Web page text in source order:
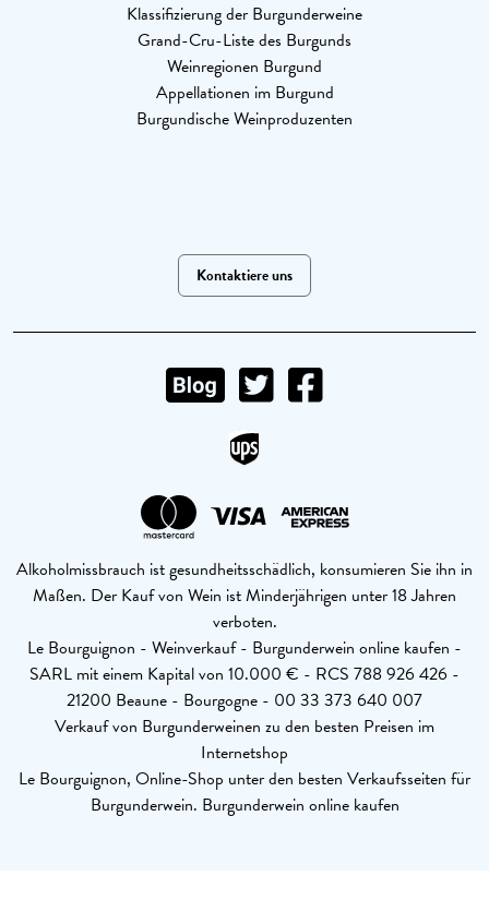
Klassifizierung der Burgunderweine
Grand-Cru-Liste des Burgunds
Weinregionen Burgund
Appellationen im Burgund
Burgundische Weinproduzenten
Kontaktiere uns
Alkoholmissbrauch ist gesundheitsschädlich, konsumieren Sie ihn in
Maßen. Der Kauf von Wein ist Minderjährigen unter 18 Jahren
verboten.
Le Bourguignon - Weinverkauf - Burgunderwein online kaufen -
SARL mit einem Kapital von 10.000 € - RCS 788 926 426 -
21200 Beaune - Bourgogne - 00 33 373 640 007
Verkauf von Burgunderweinen zu den besten Preisen im
Internetshop
Le Bourguignon, Online-Shop unter den besten Verkaufsseiten für
Burgunderwein. Burgunderwein online kaufen